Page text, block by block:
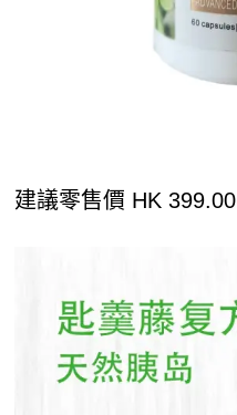
建議零售價 HK 399.00